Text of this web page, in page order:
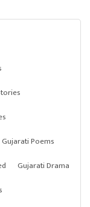
Gujarati Poems
Gujarati Drama